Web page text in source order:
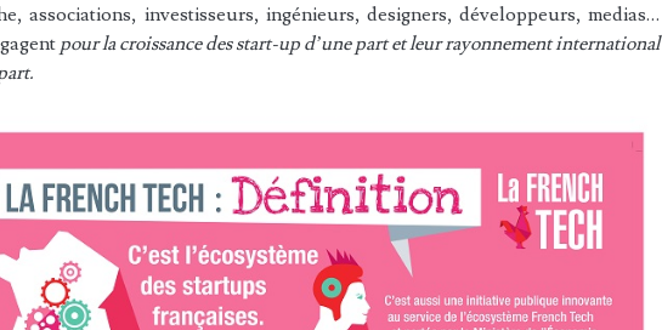
associations, investisseurs, ingénieurs, designers, développeurs, medias…
pour la croissance des start-up d’une part et leur rayonnement international